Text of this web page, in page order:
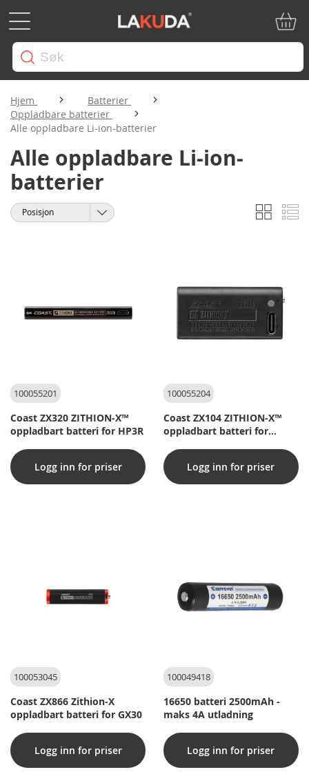
Hjem
Batterier
Oppladbare batterier
Alle oppladbare Li-ion-batterier
Alle oppladbare Li-ion-
batterier
Vise
som
Sorter
100055201
Coast ZX320 ZITHION-X™
oppladbart batteri for HP3R
Logg inn for priser
100055204
Coast ZX104 ZITHION-X™
oppladbart batteri for
Logg inn for priser
100053045
Coast ZX866 Zithion-X
oppladbart batteri for GX30
Logg inn for priser
100049418
16650 batteri 2500mAh -
maks 4A utladning
Logg inn for priser